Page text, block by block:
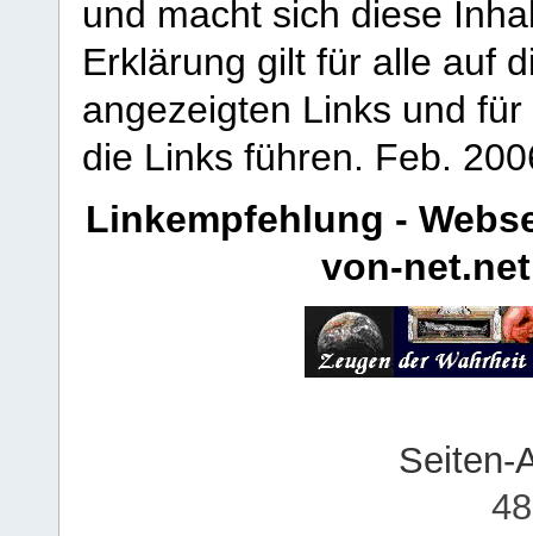
und macht sich diese
Erklärung gilt für alle auf
angezeigten Links und
die Links führen. Feb.
Linkempfehlung -
von-net.net
Seiten-